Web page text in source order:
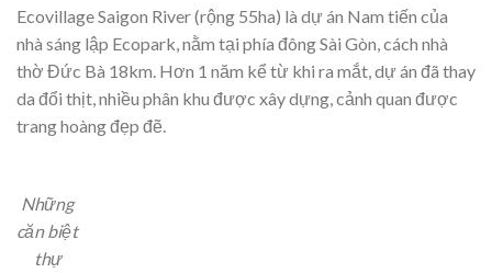
Ecovillage Saigon River (rộng 55ha) là dự án Nam tiến của
nhà sáng lập Ecopark, nằm tại phía đông Sài Gòn, cách nhà
thờ Đức Bà 18km. Hơn 1 năm kể từ khi ra mắt, dự án đã thay
da đổi thịt, nhiều phân khu được xây dựng, cảnh quan được
trang hoàng đẹp đẽ.
Những
căn biệt
thự